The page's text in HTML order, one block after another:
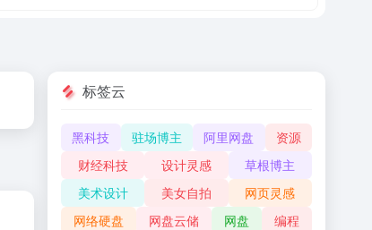
标签云
黑科技 驻场博主 阿里网盘
资源
财经科技
设计灵感
草根博主
美术设计
美女自拍
网页灵感
网络硬盘
网盘云储 网盘
编程